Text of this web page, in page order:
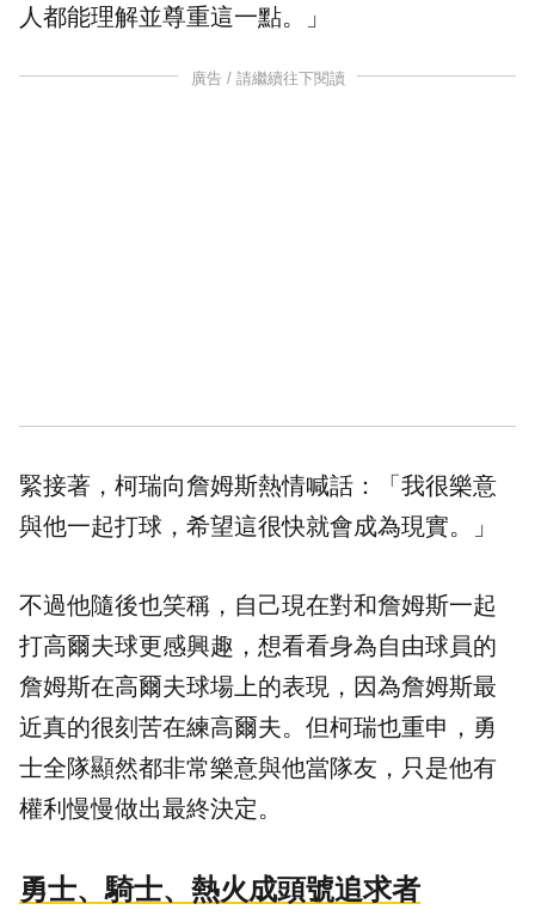
人都能理解並尊重這一點。」
廣告 / 請繼續往下閱讀
緊接著，柯瑞向詹姆斯熱情喊話：「我很樂意
與他一起打球，希望這很快就會成為現實。」
不過他隨後也笑稱，自己現在對和詹姆斯一起
打高爾夫球更感興趣，想看看身為自由球員的
詹姆斯在高爾夫球場上的表現，因為詹姆斯最
近真的很刻苦在練高爾夫。但柯瑞也重申，勇
士全隊顯然都非常樂意與他當隊友，只是他有
權利慢慢做出最終決定。
勇士、騎士、熱火成頭號追求者